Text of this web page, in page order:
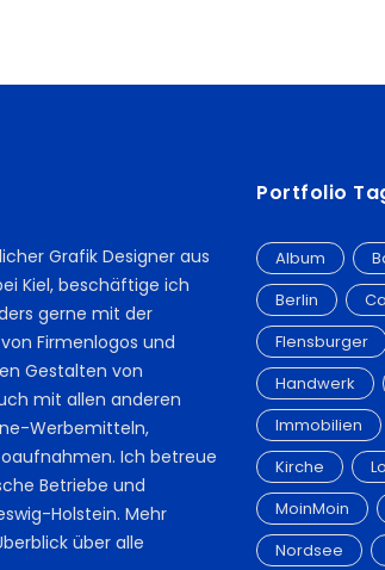
Grafik Designer aus
Kiel, beschäftige ich
gerne mit der
Firmenlogos und
Gestalten von
mit allen anderen
Werbemitteln,
Ich betreue
Betriebe und
Holstein. Mehr
über alle
Portfolio
Album
Berlin
Flensburger
Handwerk
Immobilien
Kirche
MoinMoin
Nordsee